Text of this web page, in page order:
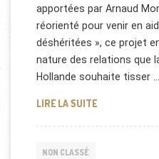
apportées par Arnaud
réorienté pour venir en
déshéritées », ce projet
nature des relations que
Hollande souhaite tisser …
LIRE LA SUITEPOLÉMIQUE:
NON CLASSÉ